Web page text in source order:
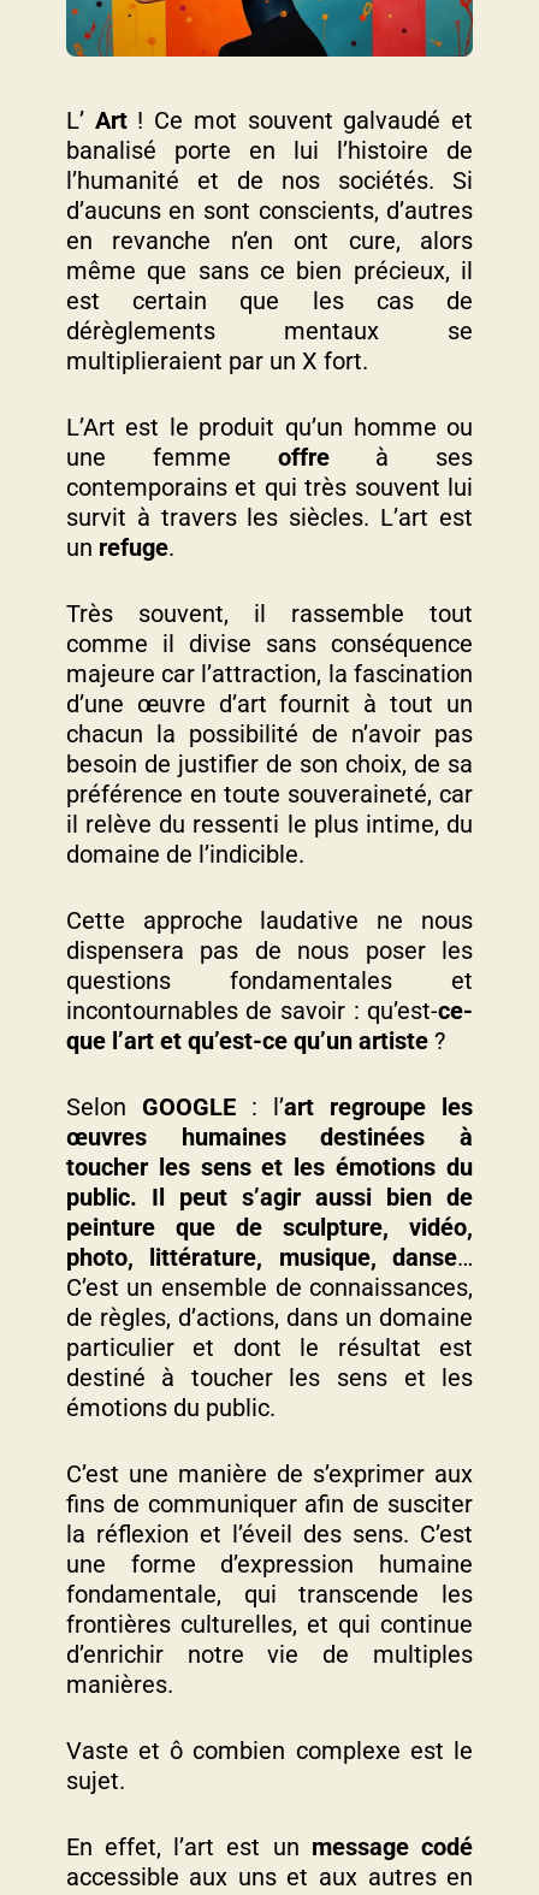
L’ Art! Ce mot souvent galvaudé et
banalisé porte en lui l’histoire de
l’humanité et de nos sociétés. Si
d’aucuns en sont conscients, d’autres
en revanche n’en ont cure, alors
même que sans ce bien précieux, il
est certain que les cas de
dérèglements mentaux se
multiplieraient par un X fort.
L’Art est le produit qu’un homme ou
une femme offreà ses
contemporains et qui très souvent lui
survit à travers les siècles. L’art est
un refuge.
Très souvent, il rassemble tout
comme il divise sans conséquence
majeure car l’attraction, la fascination
d’une œuvre d’art fournit à tout un
chacun la possibilité de n’avoir pas
besoin de justifier de son choix, de sa
préférence en toute souveraineté, car
il relève du ressenti le plus intime, du
domaine de l’indicible.
Cette approche laudative ne nous
dispensera pas de nous poser les
questions fondamentales et
incontournables de savoir : qu’est-ce-
que l’art et qu’est-ce qu’un artiste?
Selon GOOGLE: l’art regroupe les
œuvres humaines destinées à
toucher les sens et les émotions du
public. Il peut s’agir aussi bien de
peinture que de sculpture, vidéo,
photo, littérature, musique, danse…
C’est un ensemble de connaissances,
de règles, d’actions, dans un domaine
particulier et dont le résultat est
destiné à toucher les sens et les
émotions du public.
C’est une manière de s’exprimer aux
fins de communiquer afin de susciter
la réflexion et l’éveil des sens. C’est
une forme d’expression humaine
fondamentale, qui transcende les
frontières culturelles, et qui continue
d’enrichir notre vie de multiples
manières.
Vaste et ô combien complexe est le
sujet.
En effet, l’art est un message codé
accessible aux uns et aux autres en